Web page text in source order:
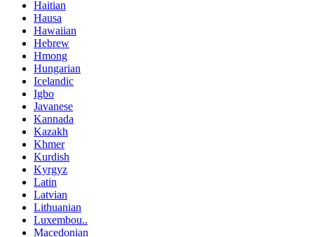
Haitian
Hausa
Hawaiian
Hebrew
Hmong
Hungarian
Icelandic
Igbo
Javanese
Kannada
Kazakh
Khmer
Kurdish
Kyrgyz
Latin
Latvian
Lithuanian
Luxembou..
Macedonian